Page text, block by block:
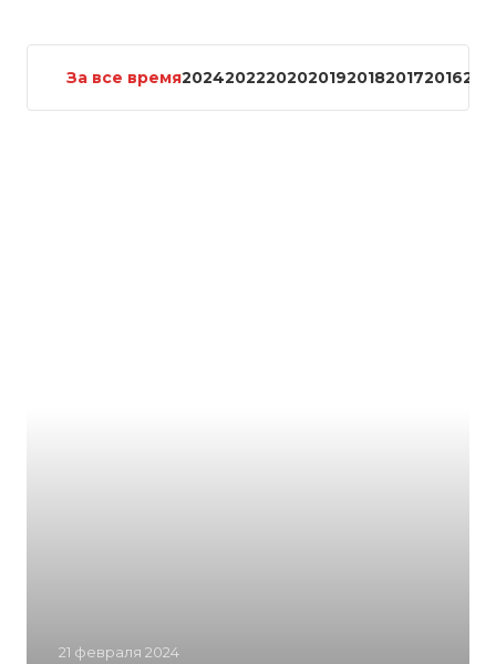
За все время2024202220202019201820172016
21 февраля 2024